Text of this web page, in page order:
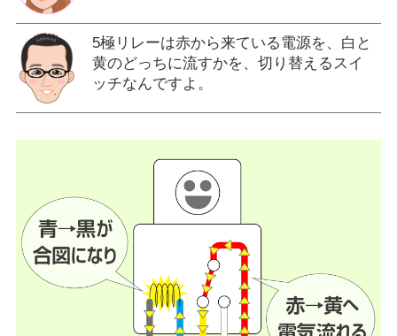
5極リレーは赤から来ている電源を、白と
黄のどっちに流すかを、切り替えるスイ
ッチなんですよ。